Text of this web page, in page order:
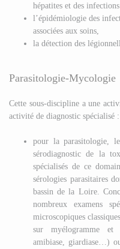
hépatites et des
l’épidémiologie des
associées aux soins,
la détection des
Parasitologie-Mycologie
Cette sous-discipline a une
activité de diagnostic spécialisé :
pour la parasitologie,
sérodiagnostic de la
spécialisés de ce
sérologies parasitaires
bassin de la Loire.
nombreux examens
microscopiques
sur myélogramme et
amibiase, giardiase…)